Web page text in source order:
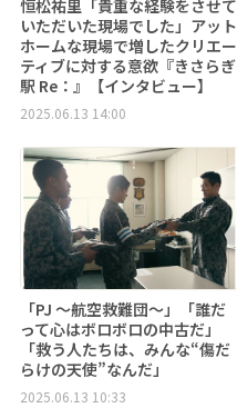
恒松祐里「貴重な経験をさせて
いただいた現場でした」アット
ホームな現場で増したクリエー
ティブに対する意欲『きさらぎ
駅 Re：』【インタビュー】
2025.06.13 14:00
「PJ ～航空救難団～」「誰だ
って心はボロボロの中古だ」
「救う人たちは、みんな“傷だ
らけの天使”なんだ」
2025.06.13 10:33